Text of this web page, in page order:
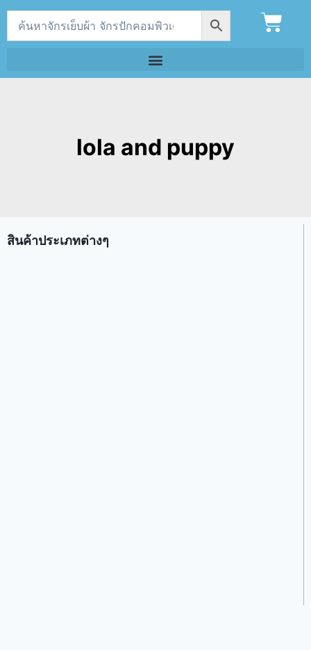
lola and puppy
สินค้าประเภทต่างๆ